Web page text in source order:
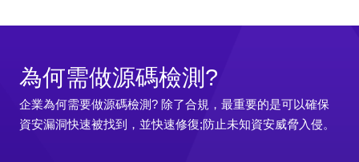
為何需做源碼檢測?
企業為何需要做源碼檢測? 除了合規，最重要的是可以確保
資安漏洞快速被找到，並快速修復;防止未知資安威脅入侵。